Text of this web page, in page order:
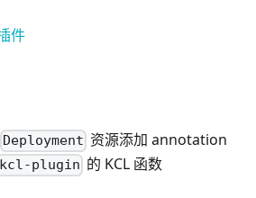
件
Deployment 资源添加 annotation
kcl-plugin 的 KCL 函数